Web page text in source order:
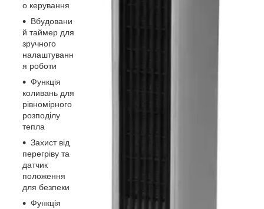
о керування
Вбудовани
й таймер для
зручного
налаштуванн
я роботи
Функція
коливань для
рівномірного
розподілу
тепла
Захист від
перегріву та
датчик
положення
для безпеки
Функція